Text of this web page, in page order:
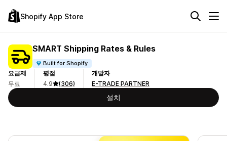
Shopify App Store
SMART Shipping Rates & Rules
Built for Shopify
요금제
무료
평점
4.9
(306)
개발자
E-TRADE PARTNER
설치